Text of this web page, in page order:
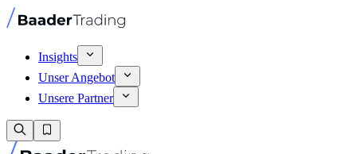
Insights
Unser Angebot
Unsere Partner